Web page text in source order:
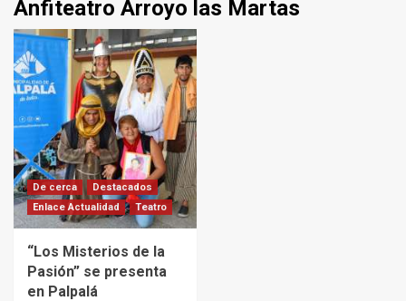
Anfiteatro Arroyo las Martas
De cerca
Destacados
Enlace Actualidad
Teatro
“Los Misterios de la
Pasión” se presenta
en Palpalá